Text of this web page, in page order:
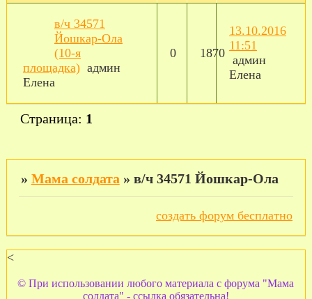
в/ч 34571
Йошкар-Ола
(10-я
площадка) админ
Елена
0 1870
13.10.2016
11:51
админ
Елена
Страница: 1
» Мама солдата » в/ч 34571 Йошкар-Ола
создать форум бесплатно
<
© При использовании любого материала с форума "Мама
солдата" - ссылка обязательна!